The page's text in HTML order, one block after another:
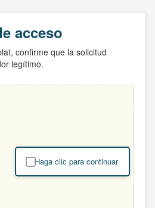
acceso
confirme que la solicitud
legítimo.
Haga clic para continuar